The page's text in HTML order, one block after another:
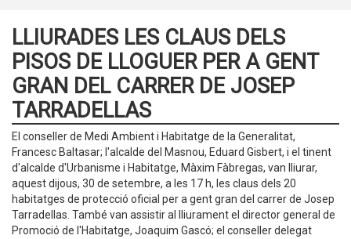
LLIURADES LES CLAUS DELS
PISOS DE LLOGUER PER A GENT
GRAN DEL CARRER DE JOSEP
TARRADELLAS
El conseller de Medi Ambient i Habitatge de la Generalitat,
Francesc Baltasar; l'alcalde del Masnou, Eduard Gisbert, i el tinent
d'alcalde d'Urbanisme i Habitatge, Màxim Fàbregas, van lliurar,
aquest dijous, 30 de setembre, a les 17 h, les claus dels 20
habitatges de protecció oficial per a gent gran del carrer de Josep
Tarradellas. També van assistir al lliurament el director general de
Promoció de l'Habitatge, Joaquim Gascó; el conseller delegat